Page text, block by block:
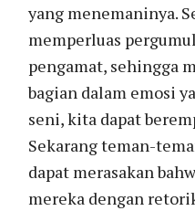
yang menemaninya.
memperluas
pengamat, sehingga
bagian dalam emosi
seni, kita dapat
Sekarang teman-
dapat merasakan
mereka dengan